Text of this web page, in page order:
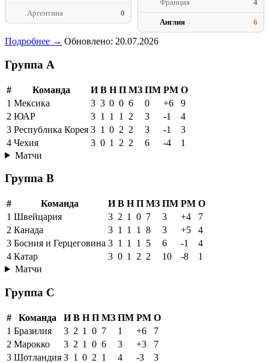
Аргентина 0
Франция 4
Англия 6
Подробнее → Обновлено: 20.07.2026
Группа A
# Команда И В Н П МЗ ПМ РМ О
1 Мексика 3 3 0 0 6 0 +6
9
2 ЮАР 3 1 1 1 2 3 -1
4
3 Республика Корея 3 1 0 2 2 3 -1
3
4 Чехия 3 0 1 2 2 6 -4
1
Матчи
Группа B
# Команда И В Н П МЗ ПМ РМ О
1 Швейцария 3 2 1 0 7 3 +4
7
2 Канада 3 1 1 1 8 3 +5
4
3 Босния и Герцеговина 3 1 1 1 5 6 -1
4
4 Катар 3 0 1 2 2 10 -8
1
Матчи
Группа C
# Команда И В Н П МЗ ПМ РМ О
1 Бразилия 3 2 1 0 7 1 +6
7
2 Марокко 3 2 1 0 6 3 +3
7
3 Шотландия 3 1 0 2 1 4 -3
3